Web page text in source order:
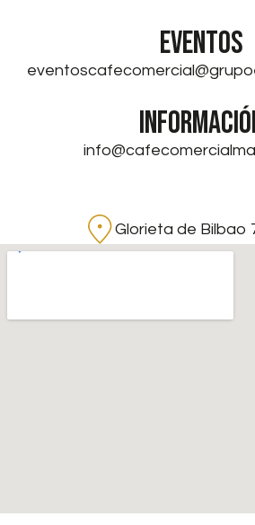
EVENTOS
Glorieta de Bilbao